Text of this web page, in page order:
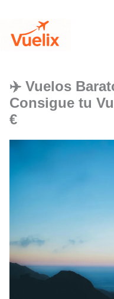
contenido
✈️ Vuelos
Consigue tu
€